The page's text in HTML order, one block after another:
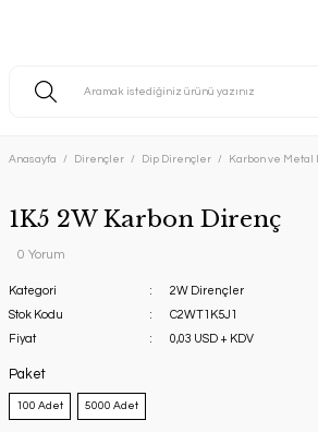
Anasayfa Dirençler Dip Dirençler Karbon ve
1K5 2W Karbon Direnç
0 Yorum
Kategori
2W Dirençler
Stok Kodu
C2WT1K5J1
Fiyat
0,03 USD + KDV
Paket
100 Adet 5000 Adet